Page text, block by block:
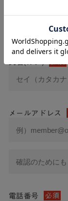
メールアドレス
電話番号 必須